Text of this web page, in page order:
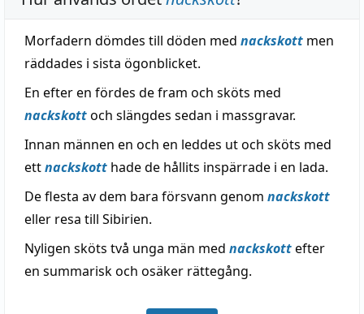
Morfadern dömdes till döden med nackskott men
räddades i sista ögonblicket.
En efter en fördes de fram och sköts med
nackskottoch slängdes sedan i massgravar.
Innan männen en och en leddes ut och sköts med
ettnackskott hade de hållits inspärrade i en lada.
De flesta av dem bara försvann genom nackskott
eller resa till Sibirien.
Nyligen sköts två unga män med nackskottefter
en summarisk och osäker rättegång.